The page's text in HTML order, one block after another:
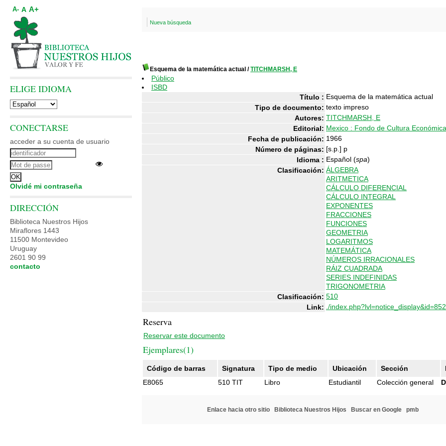
Nueva búsqueda
Esquema de la matemática actual /TITCHMARSH, E
Público
ISBD
Título : Esquema de la matemática actual
Tipo de documento: texto impreso
Autores: TITCHMARSH, E
Editorial: Mexico : Fondo de Cultura Económica
Fecha de publicación: 1966
Número de páginas: [s.p.] p
Idioma : Español (spa)
Clasificación: ÁLGEBRA
ARITMETICA
CÁLCULO DIFERENCIAL
CÁLCULO INTEGRAL
EXPONENTES
FRACCIONES
FUNCIONES
GEOMETRIA
LOGARITMOS
MATEMÁTICA
NÚMEROS IRRACIONALES
RÁIZ CUADRADA
SERIES INDEFINIDAS
TRIGONOMETRIA
Clasificación: 510
Link: ./
Reserva
Reservar este documento
Ejemplares(1)
Código de barras Signatura Tipo de medio Ubicación Sección
E8065
510 TIT Libro Estudiantil Colección general
Enlace hacia otro sitio Biblioteca Nuestros Hijos Buscar en Google pmb
A- A A+
ELIGE IDIOMA
CONECTARSE
acceder a su cuenta de usuario
Olvidé mi contraseña
DIRECCIÓN
Biblioteca Nuestros Hijos
Miraflores 1443
11500 Montevideo
Uruguay
2601 90 99
contacto